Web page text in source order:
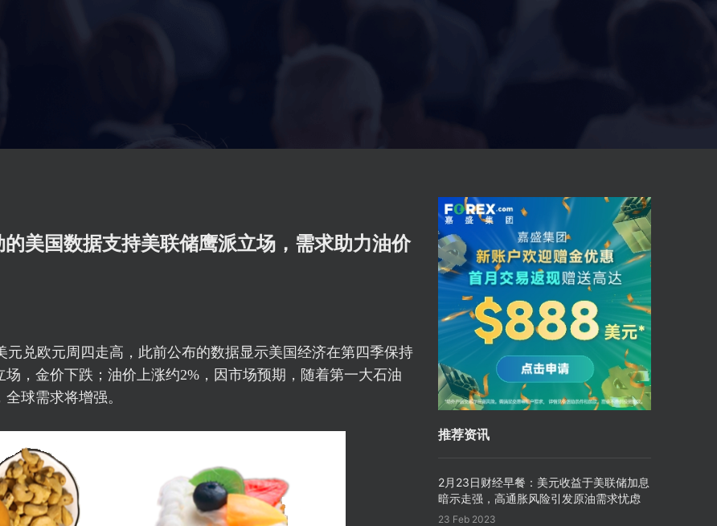
美国数据支持美联储鹰派立场，需求助力油价
元兑欧元周四走高，此前公布的数据显示美国经济在第四季保持
，金价下跌；油价上涨约2%，因市场预期，随着第一大石油
球需求将增强。
推荐资讯
2月23日财经早餐：美元收益于美联储加息
暗示走强，高通胀风险引发原油需求忧虑
23 Feb 2023